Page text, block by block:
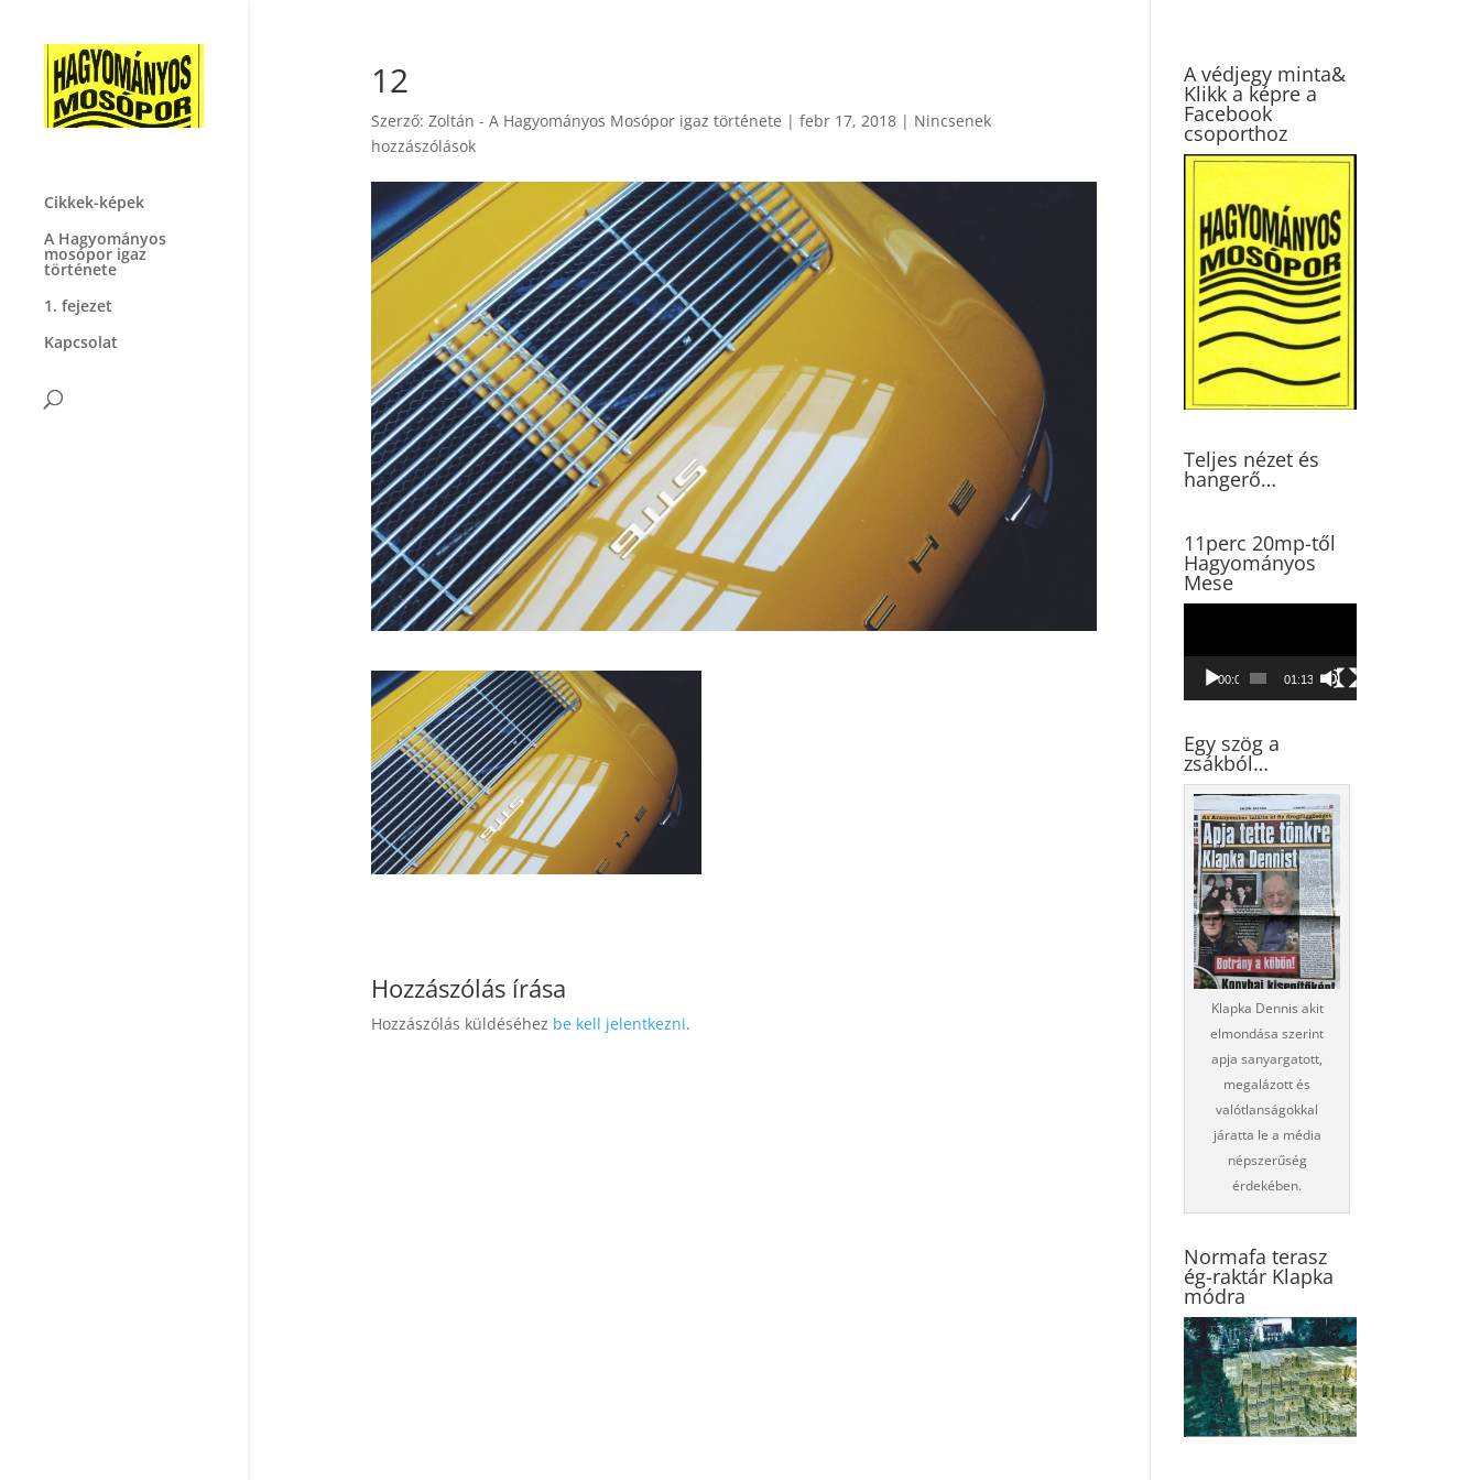
Cikkek-képek
A Hagyományos
mosópor igaz
története
1. fejezet
Kapcsolat
12
Szerző: Zoltán - A Hagyományos Mosópor igaz története | febr 17, 2018| Nincsenek
hozzászólások
Hozzászólás írása
Hozzászólás küldéséhez be kell jelentkezni.
A védjegy minta&
Klikk a képre a
Facebook
csoporthoz
Teljes nézet és
hangerő…
11perc 20mp-től
Hagyományos
Mese
00:00 01:13:45
Egy szög a
zsákból…
Klapka Dennis akit
elmondása szerint
apja sanyargatott,
megalázott és
valótlanságokkal
járatta le a média
népszerűség
érdekében.
Normafa terasz
ég-raktár Klapka
módra